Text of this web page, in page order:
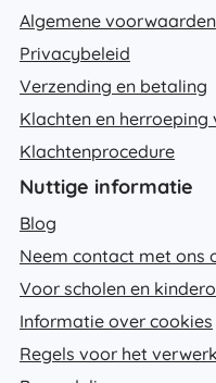
Algemene voorwaarden
Privacybeleid
Verzending en betaling
Klachten en
Klachtenprocedure
Nuttige informatie
Blog
Neem contact met ons
Voor scholen en
Informatie over cookies
Regels voor het